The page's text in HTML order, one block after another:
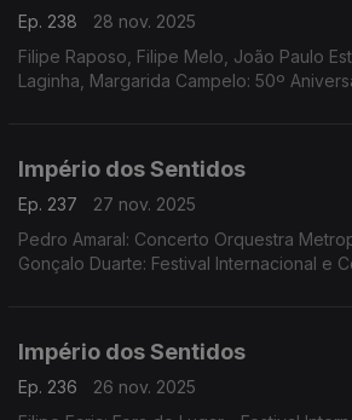
Ep. 238
28 nov. 2025
Filipe Raposo, Filipe Melo, João Paulo
Laginha, Margarida Campelo: 50º
Império dos Sentidos
Ep. 237
27 nov. 2025
Pedro Amaral: Concerto Orquestra
Gonçalo Duarte: Festival Internacional e
Império dos Sentidos
Ep. 236
26 nov. 2025